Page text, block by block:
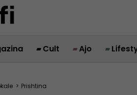
Cult Ajo
> Prishtina